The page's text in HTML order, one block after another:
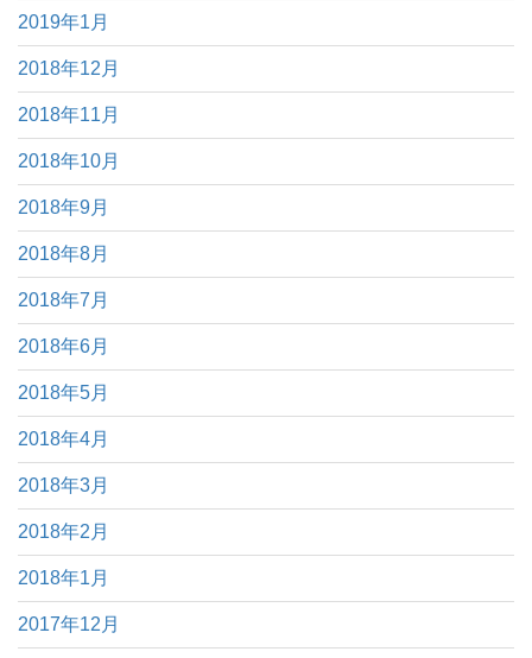
2019年1月
2018年12月
2018年11月
2018年10月
2018年9月
2018年8月
2018年7月
2018年6月
2018年5月
2018年4月
2018年3月
2018年2月
2018年1月
2017年12月